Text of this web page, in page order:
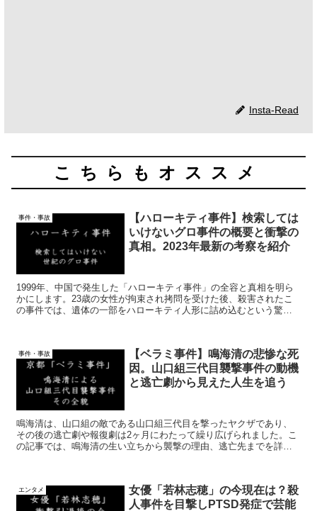
Insta-Read
こちらもオススメ
事件・事故
【ハローキティ事件】検索しては
いけないグロ事件の概要と衝撃の
真相。2023年最新の考察を紹介
1999年、中国で発生した「ハローキティ事件」の全容と真相を明ら
かにします。23歳の女性が拘束され拷問を受けた後、殺害されたこ
の事件では、遺体の一部をハローキティ人形に詰め込むという驚愕
いてもご紹介します。
事件・事故
【ベラミ事件】鳴海清の悲惨な死
因。山口組三代目襲撃事件の動機
と逃亡劇から見えた人生を追う
鳴海清は、山口組の敵である山口組三代目を撃ったヤクザであり、
その後の逃亡劇や報復劇は2ヶ月にわたって繰り広げられました。こ
の記事では、鳴海清の生い立ちから襲撃の理由、逃亡先までを詳し
を探求しましょう。
エンタメ
女優「若林志穂」の今現在は？殺
人事件を目撃しPTSD発症で芸能